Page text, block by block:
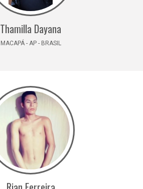
Thamilla Dayana
MACAPÁ - AP - BRASIL